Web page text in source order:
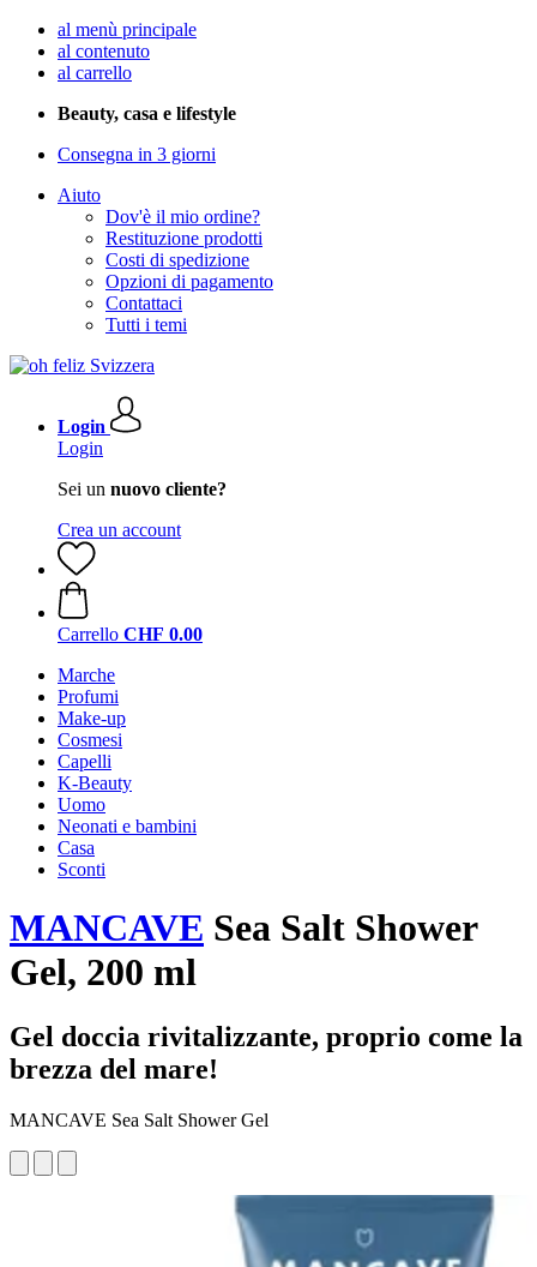
al menù principale
al contenuto
al carrello
Beauty, casa e lifestyle
Consegna in 3 giorni
Aiuto
Dov'è il mio ordine?
Restituzione prodotti
Costi di spedizione
Opzioni di pagamento
Contattaci
Tutti i temi
Login
Login
Sei un nuovo cliente?
Crea un account
Carrello CHF 0.00
Marche
Profumi
Make-up
Cosmesi
Capelli
K-Beauty
Uomo
Neonati e bambini
Casa
Sconti
MANCAVE Sea Salt Shower
Gel, 200 ml
Gel doccia rivitalizzante, proprio come la
brezza del mare!
MANCAVE Sea Salt Shower Gel